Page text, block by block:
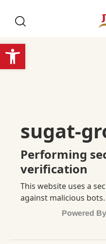
פתח סרגל נגישות
Powered